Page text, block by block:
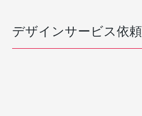
デザインサービス依頼